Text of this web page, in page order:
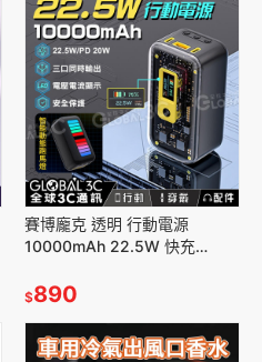
賽博龐克 透明 行動電源
10000mAh 22.5W 快充
態燈效
$890